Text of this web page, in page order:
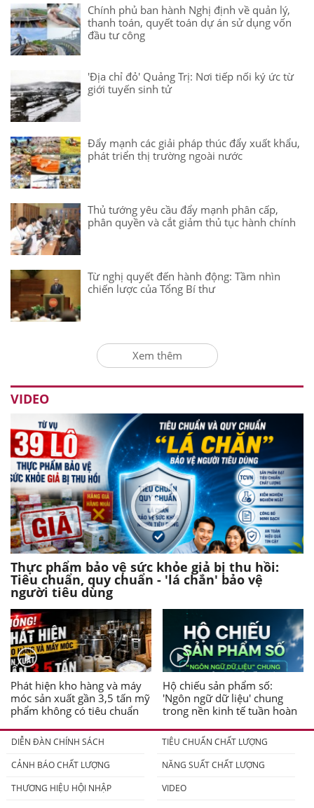
Chính phủ ban hành Nghị định về quản lý,
thanh toán, quyết toán dự án sử dụng vốn
đầu tư công
'Địa chỉ đỏ' Quảng Trị: Nơi tiếp nối ký ức từ
giới tuyến sinh tử
Đẩy mạnh các giải pháp thúc đẩy xuất khẩu,
phát triển thị trường ngoài nước
Thủ tướng yêu cầu đẩy mạnh phân cấp,
phân quyền và cắt giảm thủ tục hành chính
Từ nghị quyết đến hành động: Tầm nhìn
chiến lược của Tổng Bí thư
Xem thêm
VIDEO
Thực phẩm bảo vệ sức khỏe giả bị thu hồi:
Tiêu chuẩn, quy chuẩn - 'lá chắn' bảo vệ
người tiêu dùng
Phát hiện kho hàng và máy
móc sản xuất gần 3,5 tấn mỹ
phẩm không có tiêu chuẩn
Hộ chiếu sản phẩm số:
'Ngôn ngữ dữ liệu' chung
trong nền kinh tế tuần hoàn
DIỄN ĐÀN CHÍNH SÁCH
TIÊU CHUẨN CHẤT LƯỢNG
CẢNH BÁO CHẤT LƯỢNG
NĂNG SUẤT CHẤT LƯỢNG
THƯƠNG HIỆU HỘI NHẬP
VIDEO